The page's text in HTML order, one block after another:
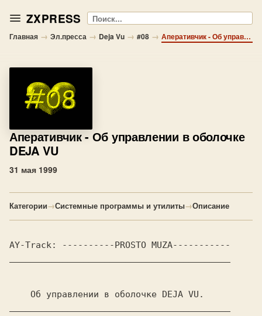
ZXPRESS Поиск
Главная → Эл.пресса → Deja Vu → #08 → Аперативчик - Об управлении в оболочке DEJA VU
Аперативчик- Об управлении в оболочке
DEJA VU
31 мая 1999
Категории→Системные программы и утилиты→Описание
AY-Track: ----------PROSTO MUZA-----------
    Об управлении в оболочке
DEJA VU.